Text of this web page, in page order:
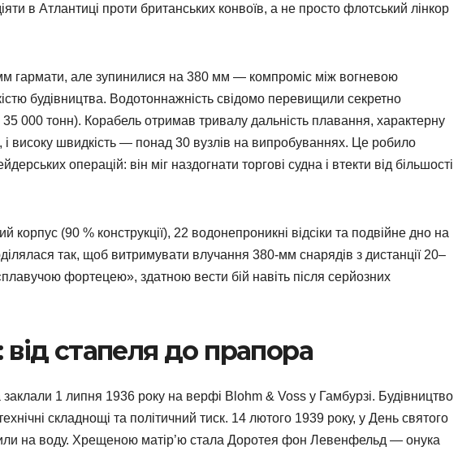
в Атлантиці проти британських конвоїв, а не просто флотський лінкор
гармати, але зупинилися на 380 мм — компроміс між вогневою
будівництва. Водотоннажність свідомо перевищили секретно
35 000 тонн). Корабель отримав тривалу дальність плавання, характерну
і високу швидкість — понад 30 вузлів на випробуваннях. Це робило
операцій: він міг наздогнати торгові судна і втекти від більшості
корпус (90 % конструкції), 22 водонепроникні відсіки та подвійне дно на
так, щоб витримувати влучання 380-мм снарядів з дистанції 20–
фортецею», здатною вести бій навіть після серйозних
від стапеля до прапора
1 липня 1936 року на верфі Blohm & Voss у Гамбурзі. Будівництво
складнощі та політичний тиск. 14 лютого 1939 року, у День святого
на воду. Хрещеною матір’ю стала Доротея фон Левенфельд — онука